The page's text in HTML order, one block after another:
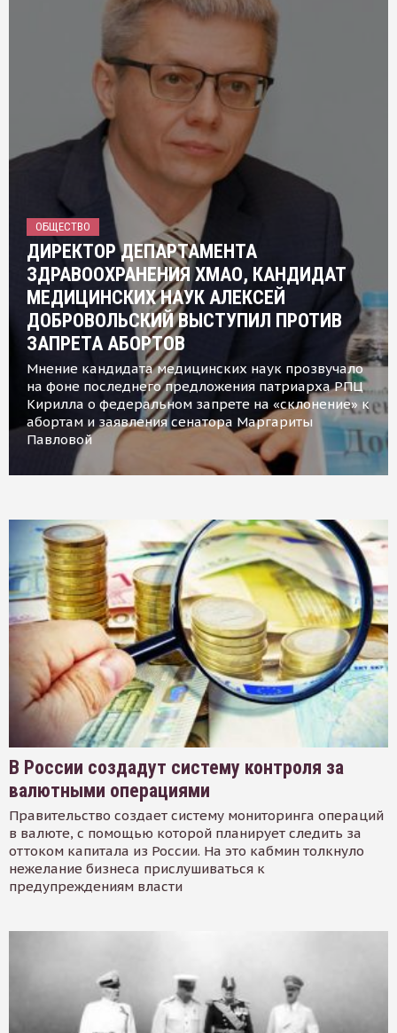
ОБЩЕСТВО
ДИРЕКТОР ДЕПАРТАМЕНТА
ЗДРАВООХРАНЕНИЯ ХМАО, КАНДИДАТ
МЕДИЦИНСКИХ НАУК АЛЕКСЕЙ
ДОБРОВОЛЬСКИЙ ВЫСТУПИЛ ПРОТИВ
ЗАПРЕТА АБОРТОВ
Мнение кандидата медицинских наук прозвучало
на фоне последнего предложения патриарха РПЦ
Кирилла о федеральном запрете на «склонение» к
абортам и заявления сенатора Маргариты
Павловой
В России создадут систему контроля за
валютными операциями
Правительство создает систему мониторинга операций
в валюте, с помощью которой планирует следить за
оттоком капитала из России. На это кабмин толкнуло
нежелание бизнеса прислушиваться к
предупреждениям власти